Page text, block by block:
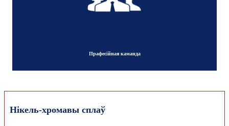
Прафесійная каманда
Нікель-хромавы сплаў